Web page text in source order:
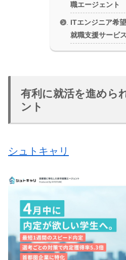
職エージェント
ITエンジニア希
就職支援サービス
有利に就活を進めら
ント
シュトキャリ